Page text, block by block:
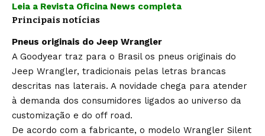
Leia a Revista Oficina News completa
Principais notícias
Pneus originais do Jeep Wrangler
A Goodyear traz para o Brasil os pneus originais do
Jeep Wrangler, tradicionais pelas letras brancas
descritas nas laterais. A novidade chega para atender
à demanda dos consumidores ligados ao universo da
customização e do off road.
De acordo com a fabricante, o modelo Wrangler Silent